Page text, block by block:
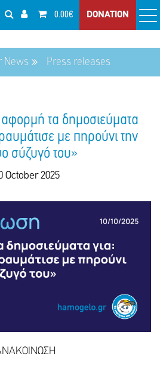
0.00€ DONATION
News Press releases
τα δημοσιεύματα
με πηρούνι την
σύζυγό του»
October 2025